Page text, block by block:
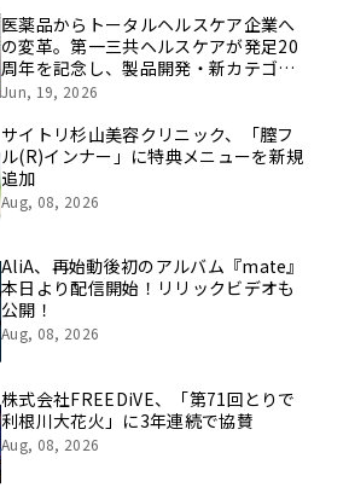
医薬品からトータルヘルスケア企業へ
の変革。第一三共ヘルスケアが発足20
周年を記念し、製品開発・新カテゴリ
挑戦の舞台や旧社統合時のエピソード
像を公開！
Jun, 19, 2026
サイトリ杉山美容クリニック、「膣フ
ル(R)インナー」に特典メニューを新規
追加
Aug, 08, 2026
AliA、再始動後初のアルバム『mate』
本日より配信開始！リリックビデオも
公開！
Aug, 08, 2026
株式会社FREEDiVE、「第71回とりで
利根川大花火」に3年連続で協賛
Aug, 08, 2026